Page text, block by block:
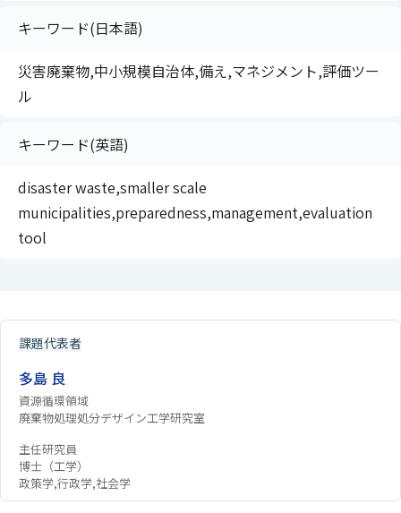
キーワード(日本語)
災害廃棄物,中小規模自治体,備え,マネジメント,評価ツー
ル
キーワード(英語)
disaster waste,smaller scale
municipalities,preparedness,management,evaluation
tool
課題代表者
多島 良
資源循環領域
廃棄物処理処分デザイン工学研究室
主任研究員
博士（工学）
政策学,行政学,社会学